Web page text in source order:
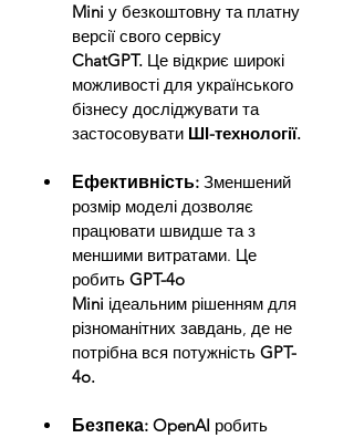
Mini у безкоштовну та платну
версії свого сервісу
ChatGPT. Це відкриє широкі
можливості для українського
бізнесу досліджувати та
застосовувати ШІ-технології.
Ефективність: Зменшений
розмір моделі дозволяє
працювати швидше та з
меншими витратами. Це
робить GPT-4o
Mini ідеальним рішенням для
різноманітних завдань, де не
потрібна вся потужність GPT-
4o.
Безпека: OpenAI робить